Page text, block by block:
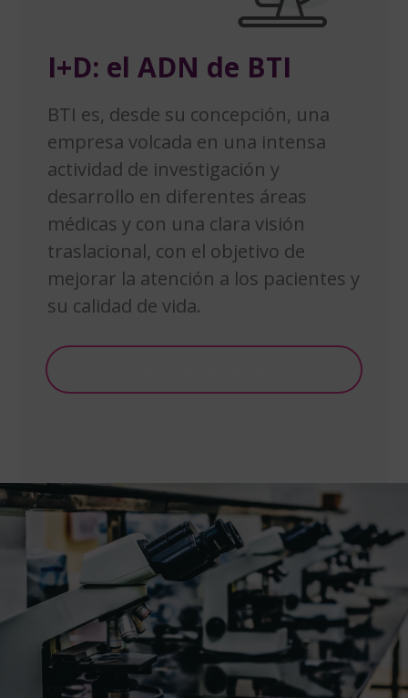
I+D: el ADN de BTI
BTI es, desde su concepción, una
empresa volcada en una intensa
actividad de investigación y
desarrollo en diferentes áreas
médicas y con una clara visión
traslacional, con el objetivo de
mejorar la atención a los pacientes y
su calidad de vida.